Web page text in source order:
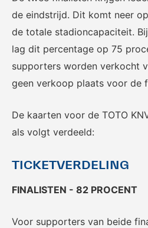
nieuws, programma,
standen en alle
samenvattingen.
Rinus
jeugdtrainers van Nederland.
de eindstrijd. Dit komt neer
de totale stadioncapaciteit.
lag dit percentage op 75
supporters worden verkocht
geen verkoop plaats voor de
De kaarten voor de TOTO
als volgt verdeeld:
TICKETVERDELING
FINALISTEN - 82 PROCENT
Voor supporters van beide